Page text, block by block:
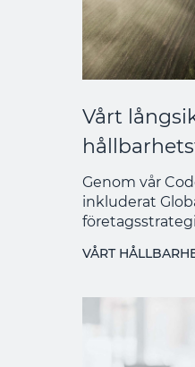
Vårt
Genom vår
inkluderat
VÅRT